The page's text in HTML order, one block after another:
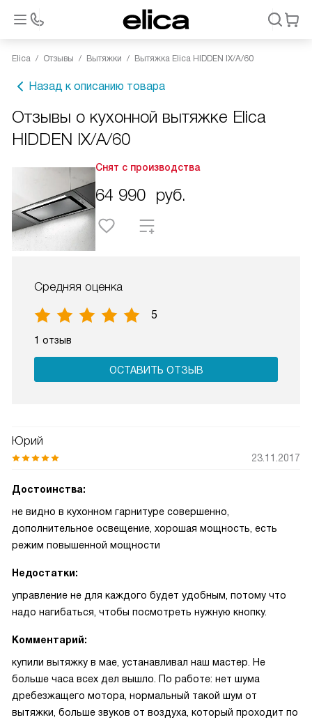
Elica Отзывы Вытяжки Вытяжка Elica HIDDEN IX/A/60
Назад к описанию товара
Отзывы о кухонной вытяжке Elica
HIDDEN IX/A/60
Снят с производства
64 990 руб.
Средняя оценка
5
1 отзыв
ОСТАВИТЬ ОТЗЫВ
Юрий
23.11.2017
Достоинства:
не видно в кухонном гарнитуре совершенно,
дополнительное освещение, хорошая мощность, есть
режим повышенной мощности
Недостатки:
управление не для каждого будет удобным, потому что
надо нагибаться, чтобы посмотреть нужную кнопку.
Комментарий:
купили вытяжку в мае, устанавливал наш мастер. Не
больше часа всех дел вышло. По работе: нет шума
дребезжащего мотора, нормальный такой шум от
вытяжки, больше звуков от воздуха, который проходит по